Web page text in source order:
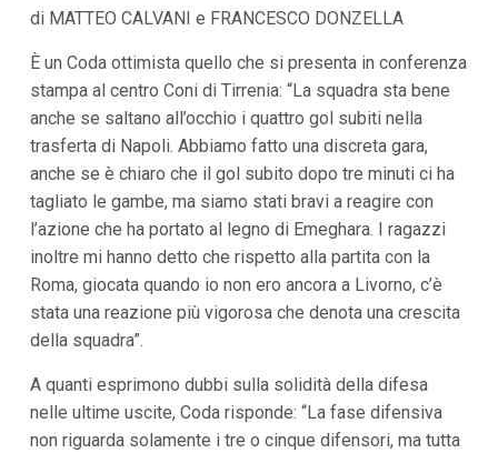
r
n
c
p
a
i
V
i
a
M
e
n
ù
r
i
c
di MATTEO CALVANI e FRANCESCO DONZELLA
È un Coda ottimista quello che si presenta in conferenza
stampa al centro Coni di Tirrenia: “La squadra sta bene
anche se saltano all’occhio i quattro gol subiti nella
trasferta di Napoli. Abbiamo fatto una discreta gara,
anche se è chiaro che il gol subito dopo tre minuti ci ha
tagliato le gambe, ma siamo stati bravi a reagire con
l’azione che ha portato al legno di Emeghara. I ragazzi
inoltre mi hanno detto che rispetto alla partita con la
Roma, giocata quando io non ero ancora a Livorno, c’è
stata una reazione più vigorosa che denota una crescita
della squadra”.
A quanti esprimono dubbi sulla solidità della difesa
nelle ultime uscite, Coda risponde: “La fase difensiva
non riguarda solamente i tre o cinque difensori, ma tutta